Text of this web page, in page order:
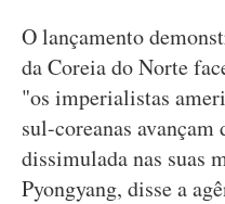
O lançamento
da Coreia do Norte
"os imperialistas
sul-coreanas avançam
dissimulada nas suas
Pyongyang, disse a